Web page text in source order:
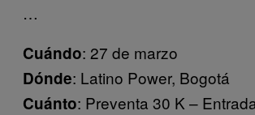
…
Cuándo: 27 de marzo
Dónde: Latino Power, Bogotá
Cuánto: Preventa 30 K –